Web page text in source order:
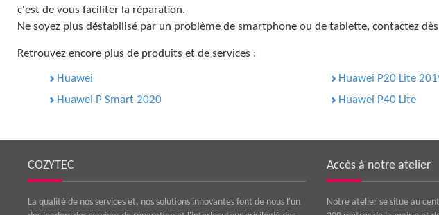
c'est de vous faciliter la réparation.
Ne soyez plus déstabilisé par un problème de smartphone ou de tablette, contactez
Retrouvez encore plus de produits et de services :
Huawei Huawei P20 Lite
Huawei P Smart 2020
Huawei P40 Lite
COZYTEC
La qualité de nos services et, nos solutions innovantes font de nous l'un
Accès à notre atelier
Notre atelier se situe au